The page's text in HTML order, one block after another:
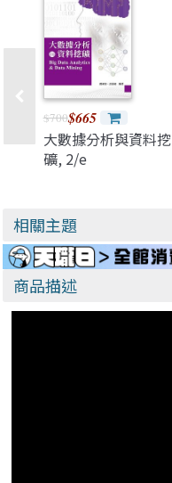
$700$665
大數據分析與資料挖
礦, 2/e
相關主題
商品描述